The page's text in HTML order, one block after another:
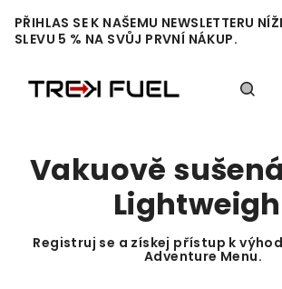
na
obsah
PŘIHLAS SE K NAŠEMU NEWSLETTERU
SLEVU 5 % NA SVŮJ PRVNÍ NÁKUP.
Vakuově
Registruj se a získej přístup k
Adventure Menu.